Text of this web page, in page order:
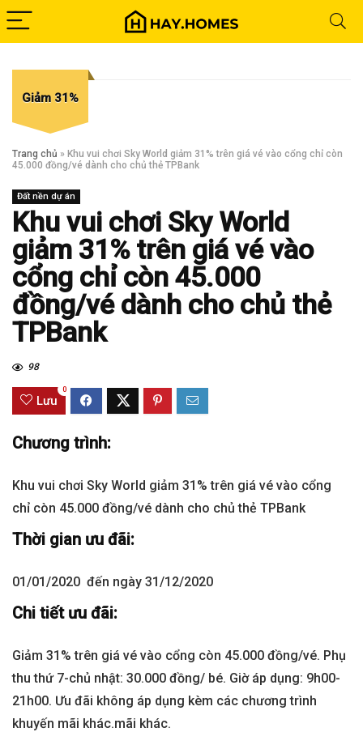
Giảm 31%
Trang chủ » Khu vui chơi Sky World giảm 31% trên giá vé vào cổng chỉ còn
45.000 đồng/vé dành cho chủ thẻ TPBank
Đất nền dự án
Khu vui chơi Sky World
giảm 31% trên giá vé vào
cổng chỉ còn 45.000
đồng/vé dành cho chủ thẻ
TPBank
98
Lưu
0
Chương trình:
Khu vui chơi Sky World giảm 31% trên giá vé vào cổng
chỉ còn 45.000 đồng/vé dành cho chủ thẻ TPBank
Thời gian ưu đãi:
01/01/2020 đến ngày 31/12/2020
Chi tiết ưu đãi:
Giảm 31% trên giá vé vào cổng còn 45.000 đồng/vé. Phụ
thu thứ 7-chủ nhật: 30.000 đồng/ bé. Giờ áp dụng: 9h00-
21h00. Ưu đãi không áp dụng kèm các chương trình
khuyến mãi khác.mãi khác.